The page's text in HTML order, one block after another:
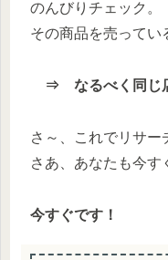
のんびりチェック。
その商品を売ってい
⇒ なるべく同じ店
さ～、これでリサー
さあ、あなたも今す
今すぐです！